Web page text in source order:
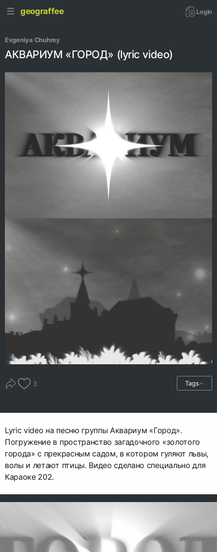
geograffee Login
Evgeniya Chuhrey
АКВАРИУМ «ГОРОД» (lyric video)
3 Tags
Lyric video на песню группы Аквариум «Город».
Погружение в пространство загадочного «золотого
города» с прекрасным садом, в котором гуляют львы,
волы и летают птицы. Видео сделано специально для
Караоке 202.